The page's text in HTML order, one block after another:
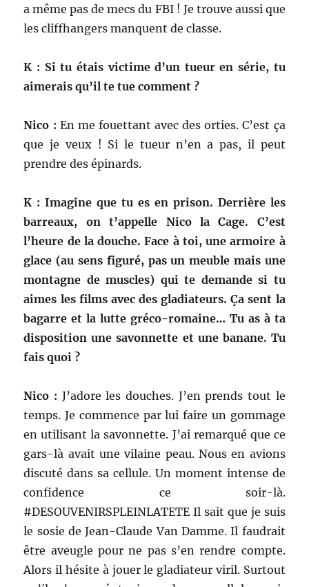
a même pas de mecs du FBI ! Je trouve aussi que
les cliffhangers manquent de classe.
K : Si tu étais victime d’un tueur en série, tu
aimerais qu’il te tue comment ?
Nico : En me fouettant avec des orties. C’est ça
que je veux ! Si le tueur n’en a pas, il peut
prendre des épinards.
K : Imagine que tu es en prison. Derrière les
barreaux, on t’appelle Nico la Cage. C’est
l’heure de la douche. Face à toi, une armoire à
glace (au sens figuré, pas un meuble mais une
montagne de muscles) qui te demande si tu
aimes les films avec des gladiateurs. Ça sent la
bagarre et la lutte gréco-romaine… Tu as à ta
disposition une savonnette et une banane. Tu
fais quoi ?
Nico : J’adore les douches. J’en prends tout le
temps. Je commence par lui faire un gommage
en utilisant la savonnette. J’ai remarqué que ce
gars-là avait une vilaine peau. Nous en avions
discuté dans sa cellule. Un moment intense de
confidence ce soir-là.
#DESOUVENIRSPLEINLATETE Il sait que je suis
le sosie de Jean-Claude Van Damme. Il faudrait
être aveugle pour ne pas s’en rendre compte.
Alors il hésite à jouer le gladiateur viril. Surtout